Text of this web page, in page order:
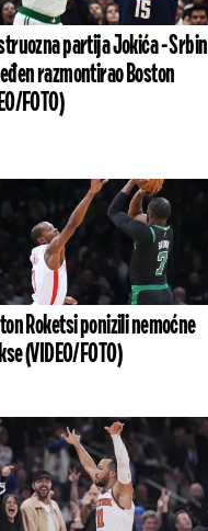
partija Jokića - Srbin
razmontirao Boston
FOTO)
Roketsi ponizili nemoćne
(VIDEO/FOTO)